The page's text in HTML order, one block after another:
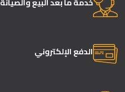
الدفع الإلكتروني